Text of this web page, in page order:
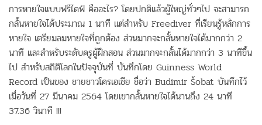
การหายใจแบบฟรีไดฟ์ คืออะไร? โดยปกติแล้วผู้ใหญ่ทั่วๆไป จะสามารถ
กลั้นหายใจได้ประมาณ 1 นาที แต่สำหรับ Freediver ที่เรียนรู้หลักการ
หายใจ เตรียมลมหายใจที่ถูกต้อง ส่วนมากจะกลั้นหายใจได้มากกว่า 2
นาที และสำหรับระดับครูผู้ฝึกสอน ส่วนมากจะกลั้นได้มากกว่า 3 นาทีขึ้น
ไป สำหรับสถิติโลกในปัจจุบันที่ บันทึกโดย Guinness World
Record เป็นของ ชายชาวโครเอเชีย ชื่อว่า Budimir Šobat บันทึกไว้
เมื่อวันที่ 27 มีนาคม 2564 โดยเขากลั้นหายใจได้นานถึง 24 นาที
37.36 วินาที !!!